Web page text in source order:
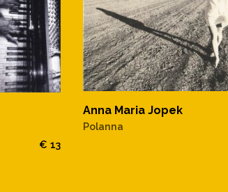
€ 13
Anna Maria Jopek
Polanna